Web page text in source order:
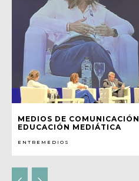
MEDIOS DE
EDUCACIÓN MEDIÁTICA
ENTREMEDIOS